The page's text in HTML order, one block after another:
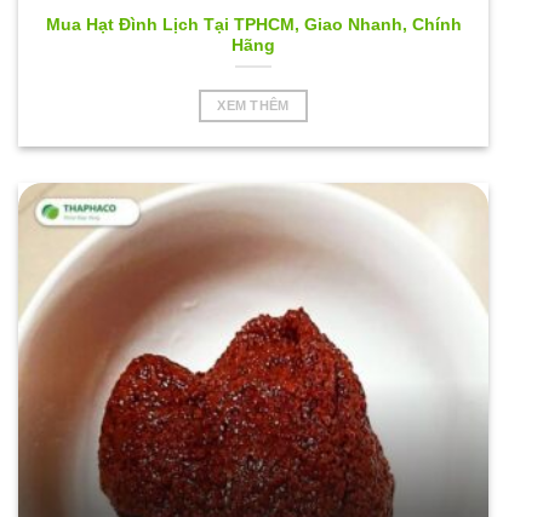
Mua Hạt Đình Lịch Tại TPHCM, Giao Nhanh, Chính
Hãng
XEM THÊM